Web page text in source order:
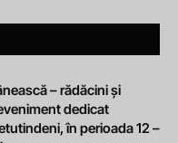
– rădăcini și
dedicat
în perioada 12 –